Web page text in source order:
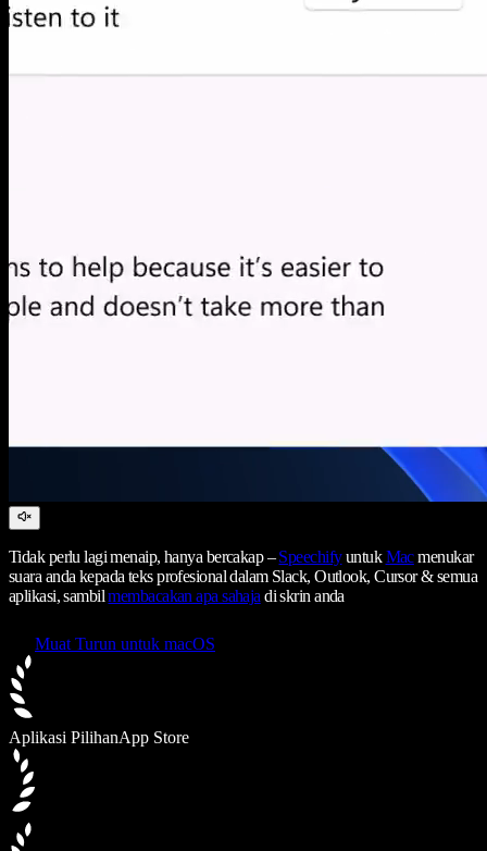
Tidak perlu lagi menaip, hanya bercakap –SpeechifyuntukMacmenukar
suara anda kepada teks profesional dalam Slack, Outlook, Cursor & semua
aplikasi, sambilmembacakan apa sahaja di skrin anda
Muat Turun untuk macOS
Aplikasi PilihanApp Store